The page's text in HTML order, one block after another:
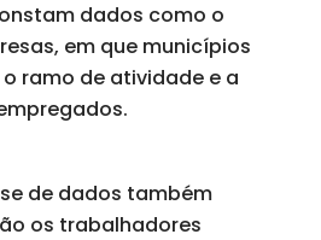
dados como o
em que municípios
ramo de atividade e a
de dados também
os trabalhadores